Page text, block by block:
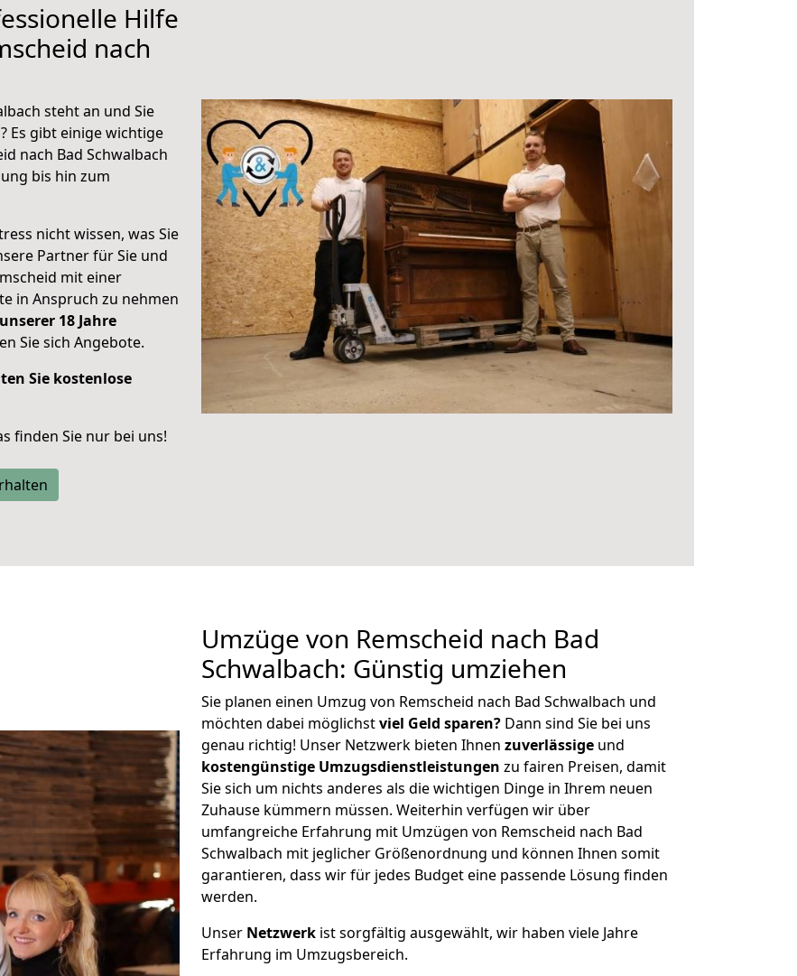
Hilfe
nach
steht an und Sie
Es gibt einige wichtige
nach Bad Schwalbach
bis hin zum
nicht wissen, was Sie
Partner für Sie und
mit einer
in Anspruch zu nehmen
18 Jahre
Sie sich Angebote.
Sie kostenlose
finden Sie nur bei uns!
Umzüge von Remscheid nach Bad
Schwalbach: Günstig umziehen
Sie planen einen Umzug von Remscheid nach Bad Schwalbach und
möchten dabei möglichstviel Geld sparen? Dann sind Sie bei uns
genau richtig! Unser Netzwerk bieten Ihnen zuverlässige und
kostengünstige Umzugsdienstleistungen zu fairen Preisen, damit
Sie sich um nichts anderes als die wichtigen Dinge in Ihrem neuen
Zuhause kümmern müssen. Weiterhin verfügen wir über
umfangreiche Erfahrung mit Umzügen von Remscheid nach Bad
Schwalbach mit jeglicher Größenordnung und können Ihnen somit
garantieren, dass wir für jedes Budget eine passende Lösung finden
werden.
Unser Netzwerk ist sorgfältig ausgewählt, wir haben viele Jahre
Erfahrung im Umzugsbereich.